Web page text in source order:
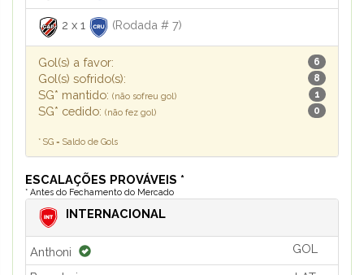
2 x 1 (Rodada # 7)
Gol(s) a favor: 6
Gol(s) sofrido(s): 8
SG* mantido: (não sofreu gol) 1
SG* cedido: (não fez gol) 0
* SG = Saldo de Gols
ESCALAÇÕES PROVÁVEIS *
* Antes do Fechamento do Mercado
INTERNACIONAL
Anthoni GOL